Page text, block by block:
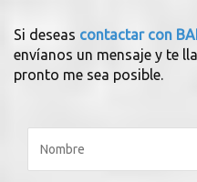
Si deseas contactar con
envíanos un mensaje y te
pronto me sea posible.